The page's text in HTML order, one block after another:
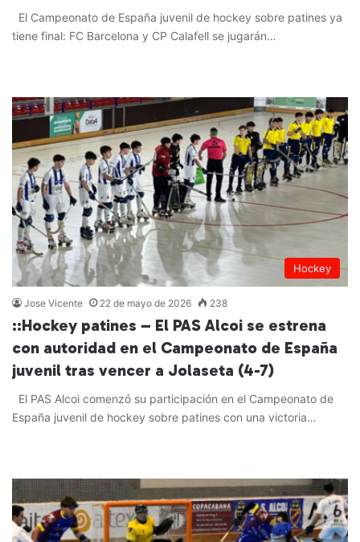
El Campeonato de España juvenil de hockey sobre patines ya
tiene final: FC Barcelona y CP Calafell se jugarán…
Hockey
Jose Vicente 22 de mayo de 2026 238
::Hockey patines – El PAS Alcoi se estrena
con autoridad en el Campeonato de España
juvenil tras vencer a Jolaseta (4-7)
El PAS Alcoi comenzó su participación en el Campeonato de
España juvenil de hockey sobre patines con una victoria…